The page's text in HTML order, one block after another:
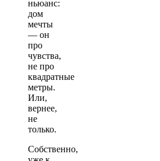
ньюанс:
дом
мечты
— он
про
чувства,
не про
квадратные
метры.
Или,
вернее,
не
только.
Собственно,